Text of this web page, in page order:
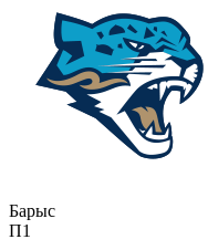
Барыс
П1